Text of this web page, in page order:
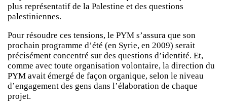
plus représentatif de la Palestine et des questions
palestiniennes.
Pour résoudre ces tensions, le PYM s’assura que son
prochain programme d’été (en Syrie, en 2009) serait
précisément concentré sur des questions d’identité. Et,
comme avec toute organisation volontaire, la direction du
PYM avait émergé de façon organique, selon le niveau
d’engagement des gens dans l’élaboration de chaque
projet.